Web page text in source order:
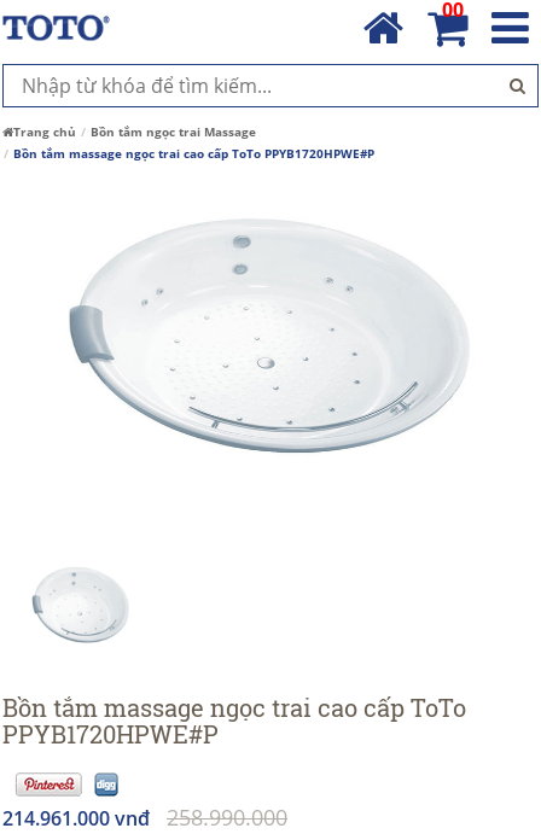
00
Trang chủ
Bồn tắm ngọc trai Massage
Bồn tắm massage ngọc trai cao cấp ToTo PPYB1720HPWE#P
Bồn tắm massage ngọc trai cao cấp ToTo
PPYB1720HPWE#P
214.961.000 vnđ 258.990.000